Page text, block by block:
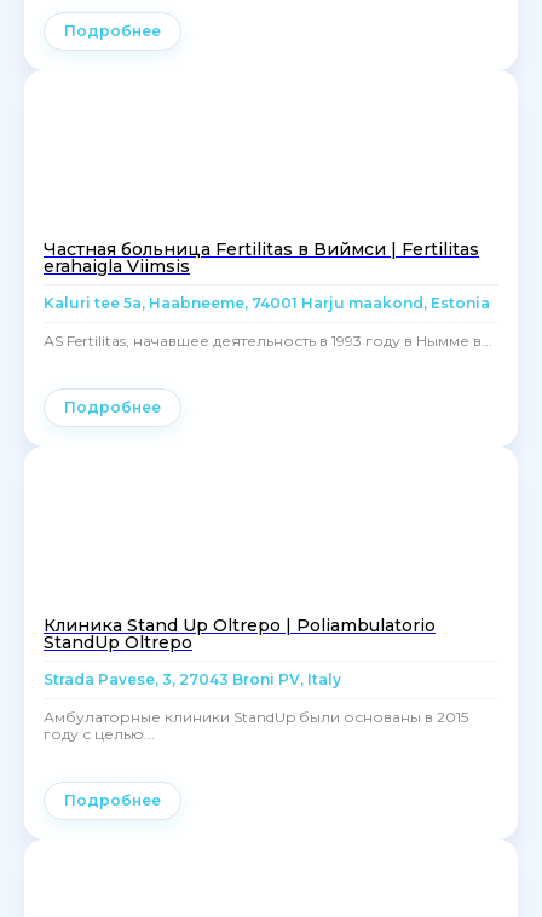
Подробнее
Частная больница Fertilitas в Виймси | Fertilitas
erahaigla Viimsis
Kaluri tee 5a, Haabneeme, 74001 Harju maakond, Estonia
АS Fertilitas, начавшее деятельность в 1993 году в Нымме в...
Подробнее
Клиника Stand Up Oltrepo | Poliambulatorio
StandUp Oltrepo
Strada Pavese, 3, 27043 Broni PV, Italy
Амбулаторные клиники StandUp были основаны в 2015
году с целью...
Подробнее